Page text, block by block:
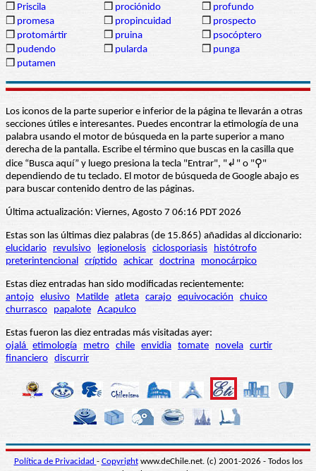
❒ Priscila ❒ prociónido ❒ profundo
❒ promesa ❒ propincuidad ❒ prospecto
❒ protomártir ❒ pruina ❒ psocóptero
❒ pudendo ❒ pularda ❒ punga
❒ putamen
Los iconos de la parte superior e inferior de la página te llevarán a otras
secciones útiles e interesantes. Puedes encontrar la etimología de una
palabra usando el motor de búsqueda en la parte superior a mano
derecha de la pantalla. Escribe el término que buscas en la casilla que
dice “Busca aquí” y luego presiona la tecla "Entrar", "↲" o "⚲"
dependiendo de tu teclado. El motor de búsqueda de Google abajo es
para buscar contenido dentro de las páginas.
Última actualización: Viernes, Agosto 7 06:16 PDT 2026
Estas son las últimas diez palabras (de 15.865) añadidas al diccionario:
elucidario
revulsivo legionelosis ciclosporiasis
histótrofo
preterintencional críptido achicar doctrina monocárpico
Estas diez entradas han sido modificadas recientemente:
antojo elusivo Matilde atleta carajo equivocación
chuico
churrasco
papalote Acapulco
Estas fueron las diez entradas más visitadas ayer:
ojalá etimología metro chile envidia tomate novela curtir
financiero discurrir
Política de Privacidad - Copyrightwww.deChile.net. (c) 2001-2026 - Todos los